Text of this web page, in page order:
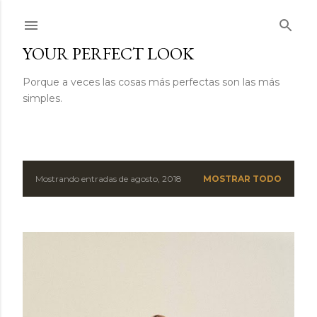
YOUR PERFECT LOOK
Porque a veces las cosas más perfectas son las más
simples.
EMostrando entradas de agosto, 2018 MOSTRAR TODO